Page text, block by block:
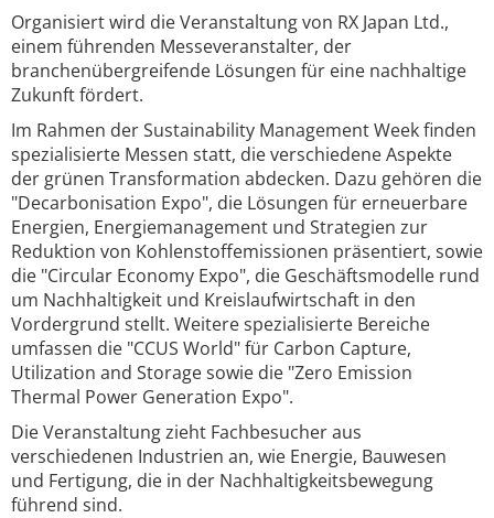
Organisiert wird die Veranstaltung von RX Japan Ltd.,
einem führenden Messeveranstalter, der
branchenübergreifende Lösungen für eine nachhaltige
Zukunft fördert.
Im Rahmen der Sustainability Management Week finden
spezialisierte Messen statt, die verschiedene Aspekte
der grünen Transformation abdecken. Dazu gehören die
"Decarbonisation Expo", die Lösungen für erneuerbare
Energien, Energiemanagement und Strategien zur
Reduktion von Kohlenstoffemissionen präsentiert, sowie
die "Circular Economy Expo", die Geschäftsmodelle rund
um Nachhaltigkeit und Kreislaufwirtschaft in den
Vordergrund stellt. Weitere spezialisierte Bereiche
umfassen die "CCUS World" für Carbon Capture,
Utilization and Storage sowie die "Zero Emission
Thermal Power Generation Expo".
Die Veranstaltung zieht Fachbesucher aus
verschiedenen Industrien an, wie Energie, Bauwesen
und Fertigung, die in der Nachhaltigkeitsbewegung
führend sind.